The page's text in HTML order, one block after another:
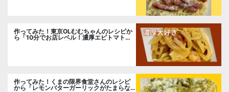
作ってみた！東京OLむむちゃんのレシピか
ら「10分でお店レベル！濃厚エビトマトク
作ってみた！くまの限界食堂さんのレシピ
から「レモンバターガーリックがたまらな